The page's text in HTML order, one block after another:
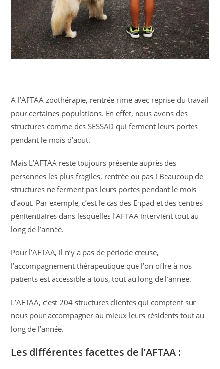
A l’AFTAA zoothérapie, rentrée rime avec reprise du travail
pour certaines populations. En effet, nous avons des
structures comme des SESSAD qui ferment leurs portes
pendant le mois d’aout.
Mais L’AFTAA reste toujours présente auprès des
personnes les plus fragiles, rentrée ou pas ! Beaucoup de
structures ne ferment pas leurs portes pendant le mois
d’aout. Par exemple, c’est le cas des Ehpad et des centres
pénitentiaires dans lesquelles l’AFTAA intervient tout au
long de l’année.
Pour l’AFTAA, il n’y a pas de période creuse,
l’accompagnement thérapeutique que l’on offre à nos
patients est accessible à tous, tout au long de l’année.
L’AFTAA, c’est 204 structures clientes qui comptent sur
nous pour accompagner au mieux leurs résidents tout au
long de l’année.
Les différentes facettes de l’AFTAA :